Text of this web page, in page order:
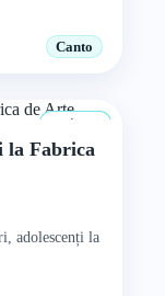
Canto
4+ ani
la Fabrica
adolescenți la